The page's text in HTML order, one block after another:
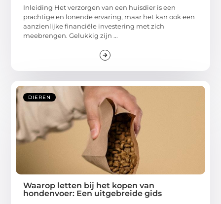
Inleiding Het verzorgen van een huisdier is een
prachtige en lonende ervaring, maar het kan ook een
aanzienlijke financiële investering met zich
meebrengen. Gelukkig zijn ...
DIEREN
Waarop letten bij het kopen van
hondenvoer: Een uitgebreide gids